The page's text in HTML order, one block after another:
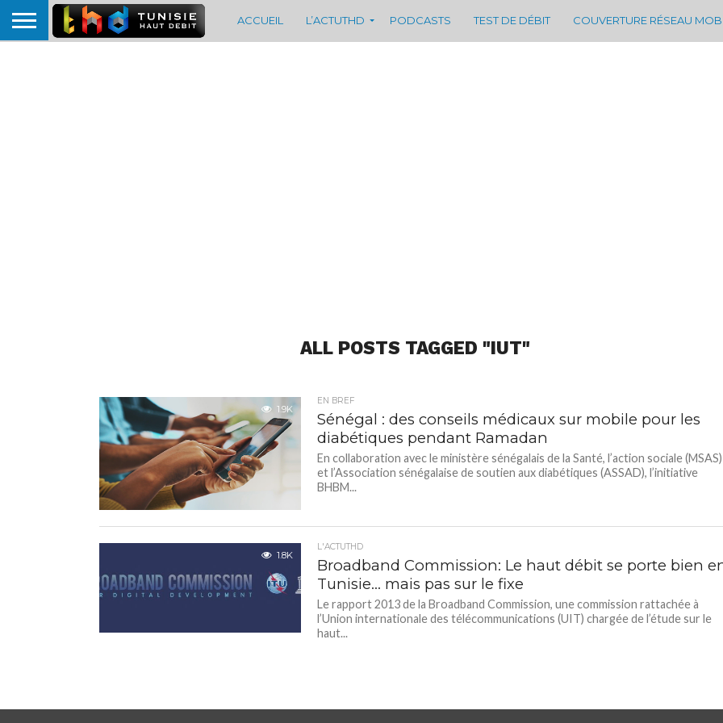
ACCUEIL L’ACTUTHD PODCASTS TEST DE DÉBIT COUVERTURE RÉSEAU
ALL POSTS TAGGED "IUT"
1.9K
EN BREF
Sénégal : des conseils médicaux sur mobile pour les
diabétiques pendant Ramadan
En collaboration avec le ministère sénégalais de la Santé, l’action sociale (MSAS)
et l’Association sénégalaise de soutien aux diabétiques (ASSAD), l’initiative
BHBM...
1.8K
L'ACTUTHD
Broadband Commission: Le haut débit se porte bien
Tunisie… mais pas sur le fixe
Le rapport 2013 de la Broadband Commission, une commission rattachée à
l’Union internationale des télécommunications (UIT) chargée de l’étude sur le
haut...